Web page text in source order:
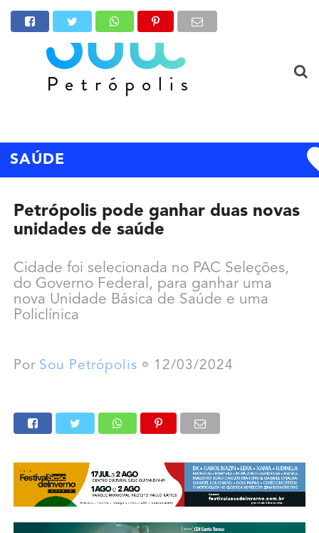
SAÚDE
Petrópolis pode ganhar duas novas
unidades de saúde
Cidade foi selecionada no PAC Seleções,
do Governo Federal, para ganhar uma
nova Unidade Básica de Saúde e uma
Policlínica
Por Sou Petrópolis 12/03/2024